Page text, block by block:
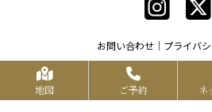
お問い合わせ プライバ
Copyrights KR FOOD SERVICE
地図 ご予約 ネ